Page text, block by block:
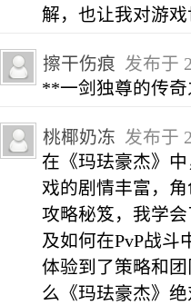
解，也让我对游戏
擦干伤痕 发布于
**一剑独尊的传
桃椰奶冻 发布于
在《玛珐豪杰》
戏的剧情丰富，
攻略秘笈，我学
及如何在PvP战斗
体验到了策略和
么《玛珐豪杰》绝